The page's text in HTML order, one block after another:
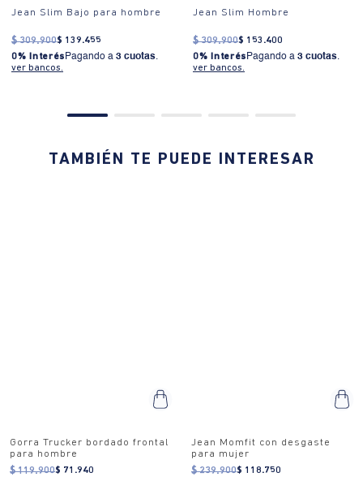
Jean Slim Bajo para hombre
$ 309.900$ 139.455
0% Interés Pagando a 3 cuotas.
ver bancos.
Jean Slim Hombre
$ 309.900$ 153 .400
0% Interés Pagando a 3 cuotas.
ver bancos.
TAMBIÉN TE PUEDE INTERESAR
Gorra Trucker bordado frontal
$ 119.900 $ 71.940
Jean Momfit con desgaste
para mujer
$ 239.900$ 118.750